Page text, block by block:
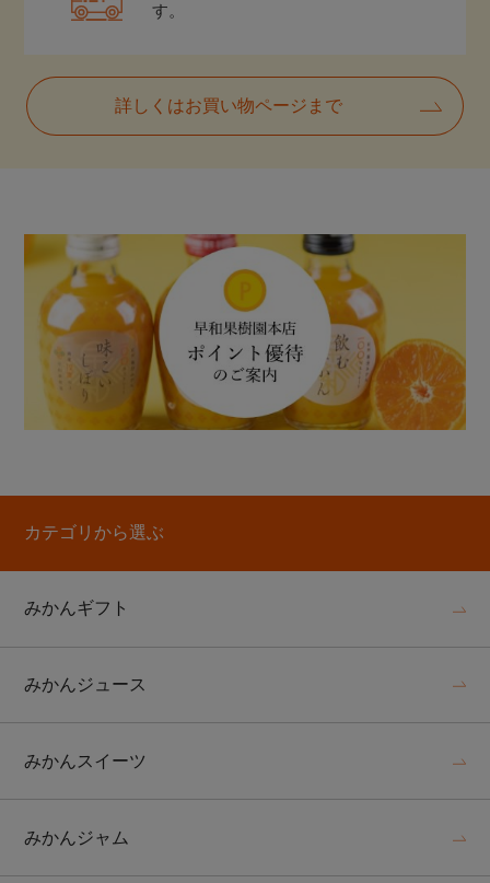
す。
詳しくはお買い物ページまで
カテゴリから選ぶ
みかんギフト
みかんジュース
みかんスイーツ
みかんジャム